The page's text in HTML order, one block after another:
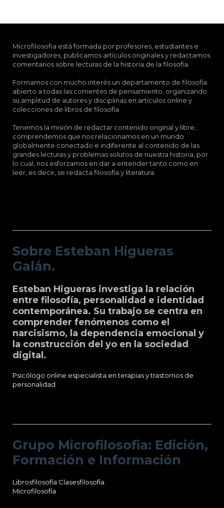
Microfilosofia está formada por profesores, estudiantes e
investigadores, publicamos artículos originales y redactamos
comentarios sobre lecturas de la historia de la filosofía.
Formamos con mucho interés un departamento de filosofía
abierto a todas las corrientes de pensamiento, organizando
su amplitud de autores y disciplinas en artículos online y
colecciones de libros de filosofía.
Tenemos la misión de redactar contenido original y libre,
comprendemos que nos relacionamos en un mundo
globalmente conectado e indiferente al contenido de las
grandes lecturas y problemas solutos de nuestra historia, por
lo cual, nos esforzamos en dar a entender tanto como en
leer, es decir, se redacta filosofía y literatura.
Sobre Esteban Higueras
Galán.
Esteban Higueras investiga la relación
entre filosofía, personalidad e identidad
contemporánea. Su trabajo se centra en
comprender fenómenos como el
narcisismo, la dependencia emocional y
la construcción del yo en la sociedad
digital.
Psicólogo online especialista en terapias y trastornos de
personalidad
Grupo Microfilosofia: Edición,
Formación e Información
Librosfilosofía Clasesfilosofía
Microfilosofía